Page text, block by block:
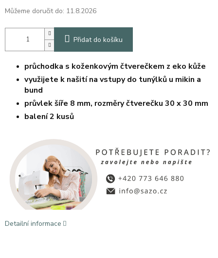
Můžeme doručit do: 11.8.2026
Přidat do košíku
průchodka s koženkovým čtverečkem z eko kůže
využijete k našití na vstupy do tunýlků u mikin a
bund
průvlek šíře 8 mm, rozměry čtverečku 30 x 30 mm
balení 2 kusů
Detailní informace